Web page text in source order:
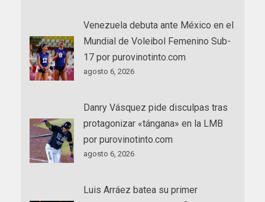
Venezuela debuta ante México en el
Mundial de Voleibol Femenino Sub-
17 por purovinotinto.com
agosto 6, 2026
Danry Vásquez pide disculpas tras
protagonizar «tángana» en la LMB
por purovinotinto.com
agosto 6, 2026
Luis Arráez batea su primer